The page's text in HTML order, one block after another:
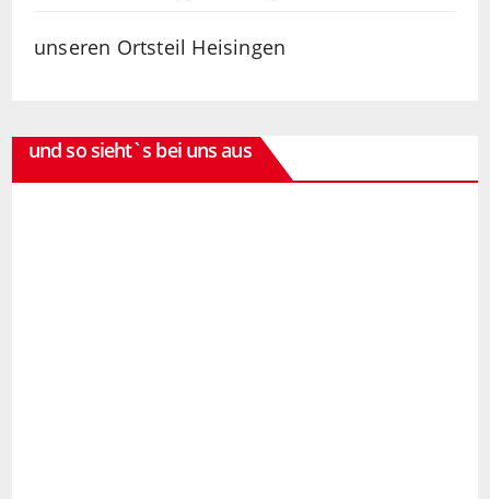
unseren Ortsteil Heisingen
und so sieht`s bei uns aus